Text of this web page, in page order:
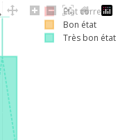
Etat correct
Bon état
Très bon état